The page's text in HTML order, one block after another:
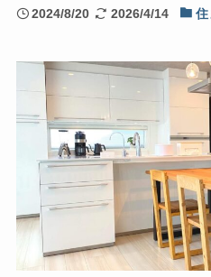
2024/8/20 2026/4/14 住